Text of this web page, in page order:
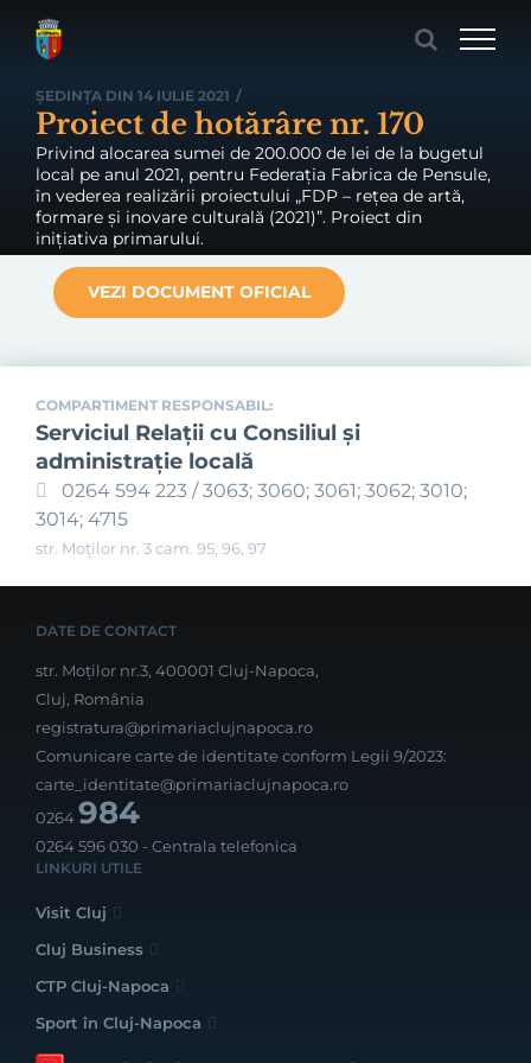
ȘEDINȚA DIN 14 IULIE 2021 /
Proiect de hotărâre nr. 170
Privind alocarea sumei de 200.000 de lei de la bugetul
local pe anul 2021, pentru Federația Fabrica de Pensule,
în vederea realizării proiectului „FDP – rețea de artă,
formare și inovare culturală (2021)”. Proiect din
inițiativa primarului.
VEZI DOCUMENT OFICIAL
COMPARTIMENT RESPONSABIL:
Serviciul Relaţii cu Consiliul şi
administraţie locală
0264 594 223 / 3063; 3060; 3061; 3062; 3010;
3014; 4715
str. Moților nr. 3 cam. 95, 96, 97
DATE DE CONTACT
str. Moților nr.3, 400001 Cluj-Napoca,
Cluj, România
registratura@primariaclujnapoca.ro
Comunicare carte de identitate conform Legii 9/2023:
carte_identitate@primariaclujnapoca.ro
0264984
0264 596 030 - Centrala telefonica
LINKURI UTILE
Visit Cluj
Cluj Business
CTP Cluj-Napoca
Sport în Cluj-Napoca